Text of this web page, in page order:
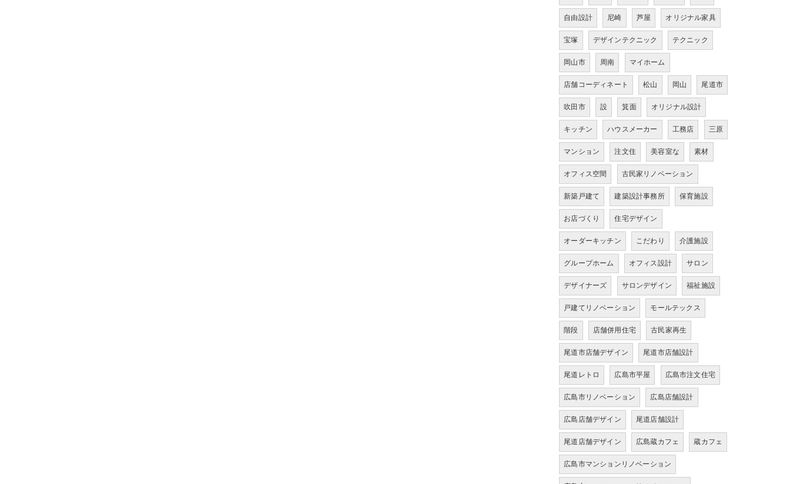
自由設計 尼崎 芦屋 オリジナル家具
宝塚 デザインテクニック テクニック
岡山市 周南 マイホーム
店舗コーディネート 松山 岡山 尾道市
吹田市 設 箕面 オリジナル設計
キッチン ハウスメーカー 工務店 三原
マンション 注文住 美容室な 素材
オフィス空間 古民家リノベーション
新築戸建て 建築設計事務所 保育施設
お店づくり 住宅デザイン
オーダーキッチン こだわり 介護施設
グループホーム オフィス設計 サロン
デザイナーズ サロンデザイン 福祉施設
戸建てリノベーション モールテックス
階段 店舗併用住宅 古民家再生
尾道市店舗デザイン 尾道市店舗設計
尾道レトロ 広島市平屋 広島市注文住宅
広島市リノベーション 広島店舗設計
広島店舗デザイン 尾道店舗設計
尾道店舗デザイン 広島蔵カフェ 蔵カフェ
広島市マンションリノベーション